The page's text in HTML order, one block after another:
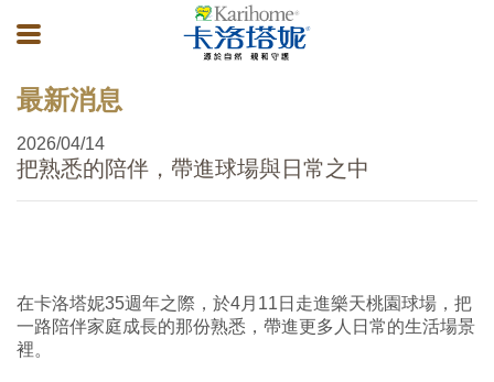
最新消息
2026/04/14
把熟悉的陪伴，帶進球場與日常之中
在卡洛塔妮35週年之際，於4月11日走進樂天桃園球場，把
一路陪伴家庭成長的那份熟悉，帶進更多人日常的生活場景
裡。